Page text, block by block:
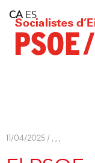
Consell Insular
Services
Contact
11/04/2025 / , , ,
CA ES